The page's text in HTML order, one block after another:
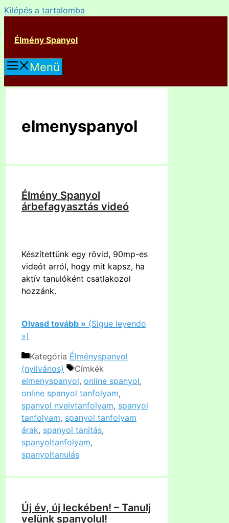
Kilépés a tartalomba
Élmény Spanyol
Menü
elmenyspanyol
Élmény Spanyol
árbefagyasztás videó
Készítettünk egy rövid, 90mp-es
videót arról, hogy mit kapsz, ha
aktív tanulóként csatlakozol
hozzánk.
Olvasd tovább » (Sigue leyendo
»)
Kategória Élményspanyol
(nyilvános)
Címkék
elmenyspanyol, online spanyol,
online spanyol tanfolyam,
spanyol nyelvtanfolyam, spanyol
tanfolyam, spanyol tanfolyam
árak, spanyol tanítás,
spanyoltanfolyam,
spanyoltanulás
Új év, új leckében! – Tanulj
velünk spanyolul!